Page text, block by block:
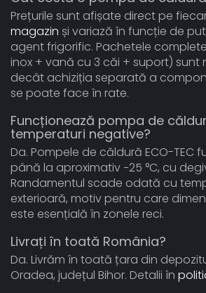
Prețurile sunt afișate direct pe
magazin și variază în funcție de
agent frigorific. Pachetele
inox + vană cu 3 căi + suport)
decât achiziția separată a
se poate face în rate.
Funcționează pompa de
temperaturi negative?
Da. Pompele de căldură ECO-TEC
până la aproximativ −25 °C, cu
Randamentul scade odată cu
exterioară, motiv pentru care
este esențială în zonele reci.
Livrați în toată România?
Da. Livrăm în toată țara din
Oradea, județul Bihor. Detalii în